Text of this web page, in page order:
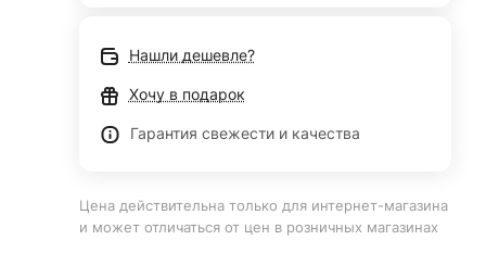
Нашли дешевле?
Хочу в подарок
Гарантия свежести и качества
Цена действительна только для интернет-магазина
и может отличаться от цен в розничных магазинах